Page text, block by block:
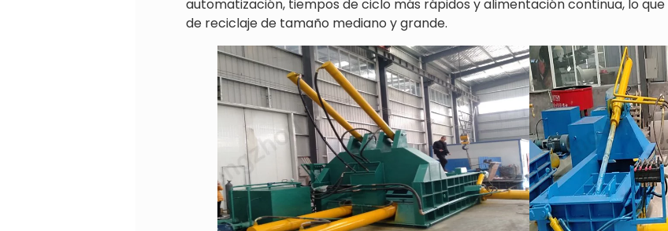
automatización, tiempos de ciclo más rápidos y alimentación continua, lo
de reciclaje de tamaño mediano y grande.